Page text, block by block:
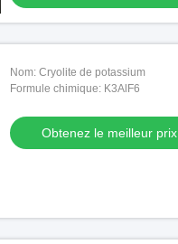
Nom: Cryolite de potassium
Formule chimique: K3AlF6
Obtenez le meilleur prix